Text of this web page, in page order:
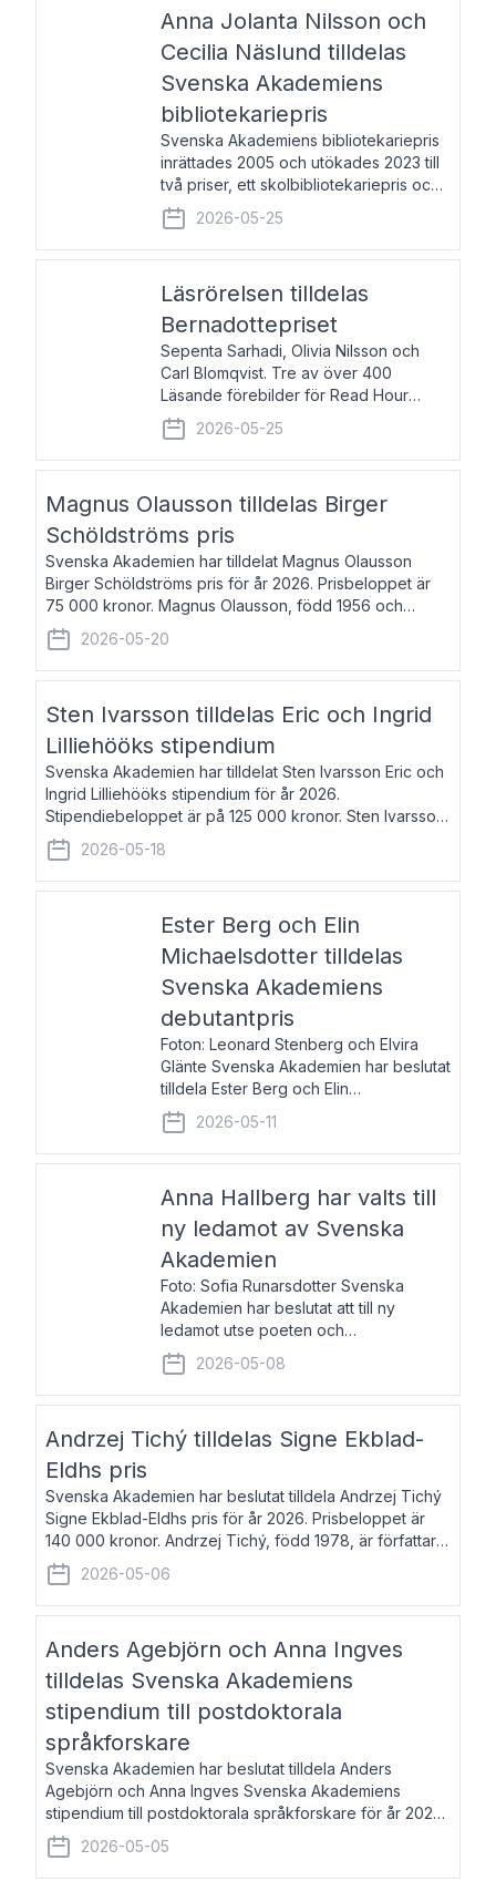
Anna Jolanta Nilsson och
Cecilia Näslund tilldelas
Svenska Akademiens
bibliotekariepris
Svenska Akademiens bibliotekariepris
inrättades 2005 och utökades 2023 till
två priser, ett skolbibliotekariepris och
ett folkbibliotekariepris. Priserna skall
tilldelas bibliotekarier vid svenska folk-
och skolbibliotek som gjort värdefull
2026-05-25
Läsrörelsen tilldelas
Bernadottepriset
Sepenta Sarhadi, Olivia Nilsson och
Carl Blomqvist. Tre av över 400
Läsande förebilder för Read Hour
Sverige. Foto: Michael Wall. Den ideella
föreningen Läsrörelsen tilldelas
Bernadottepriset 2026 för att den
2026-05-25
Magnus Olausson tilldelas Birger
Schöldströms pris
Svenska Akademien har tilldelat Magnus Olausson
Birger Schöldströms pris för år 2026. Prisbeloppet är
75 000 kronor. Magnus Olausson, född 1956 och
bosatt i Stockholm, är konstvetare, museiman och
hovman. Han disputerade 1993 vid Uppsala un
2026-05-20
Sten Ivarsson tilldelas Eric och Ingrid
Lilliehööks stipendium
Svenska Akademien har tilldelat Sten Ivarsson Eric och
Ingrid Lilliehööks stipendium för år 2026.
Stipendiebeloppet är på 125 000 kronor. Sten Ivarsson,
född 1979, är mediateksamordnare vid
Söderslättsgymnasiet i Trelleborg. Här har han på
2026-05-18
Ester Berg och Elin
Michaelsdotter tilldelas
Svenska Akademiens
debutantpris
Foton: Leonard Stenberg och Elvira
Glänte Svenska Akademien har beslutat
tilldela Ester Berg och Elin
Michaelsdotter Svenska Akademiens
debutantpris för år 2026. Priset är
nyinstiftat och syftar till att lyfta fram
2026-05-11
Anna Hallberg har valts till
ny ledamot av Svenska
Akademien
Foto: Sofia Runarsdotter Svenska
Akademien har beslutat att till ny
ledamot utse poeten och
litteraturkritikern Anna Hallberg. Hon
efterträder poeten Tua Forsström på
stol 18 och kommer att ta sitt inträde vid
2026-05-08
Andrzej Tichý tilldelas Signe Ekblad-
Eldhs pris
Svenska Akademien har beslutat tilldela Andrzej Tichý
Signe Ekblad-Eldhs pris för år 2026. Prisbeloppet är
140 000 kronor. Andrzej Tichý, född 1978, är författare
och kulturskribent. Han debuterade 2005 med den
lovordade romanen Sex liter l
2026-05-06
Anders Agebjörn och Anna Ingves
tilldelas Svenska Akademiens
stipendium till postdoktorala
språkforskare
Svenska Akademien har beslutat tilldela Anders
Agebjörn och Anna Ingves Svenska Akademiens
stipendium till postdoktorala språkforskare för år 2026.
Stipendiebeloppet är 75 000 kronor per mottagare.
Anders Agebjörn, född 1984, är universitet
2026-05-05